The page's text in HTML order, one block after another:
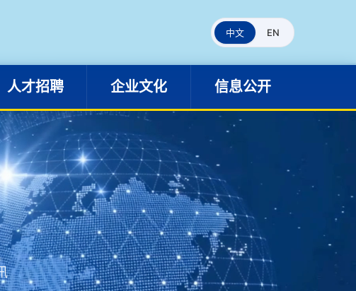
中文 EN
人才招聘 企业文化 信息公开
企业文化 信息公开